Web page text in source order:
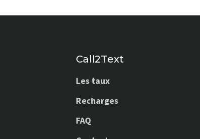
Call2Text
Les taux
Recharges
FAQ